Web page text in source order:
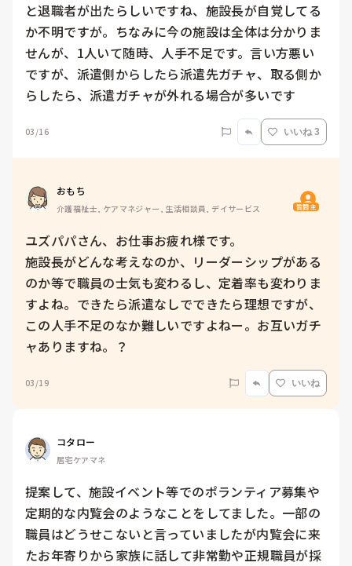
と退職者が出たらしいですね、施設長が自覚してる
か不明ですが。ちなみに今の施設は全体は分かりま
せんが、1人いて随時、人手不足です。言い方悪い
ですが、派遣側からしたら派遣先ガチャ、取る側か
らしたら、派遣ガチャが外れる場合が多いです
03/16 いいね 3
おもち
介護福祉士, ケアマネジャー, 生活相談員, デイサービス 質問主
ユズパパさん、お仕事お疲れ様です。
施設長がどんな考えなのか、リーダーシップがある
のか等で職員の士気も変わるし、定着率も変わりま
すよね。できたら派遣なしでできたら理想ですが、
この人手不足のなか難しいですよねー。お互いガチ
ャありますね。？
03/19 いいね
コタロー
居宅ケアマネ
提案して、施設イベント等でのポランティア募集や
定期的な内覧会のようなことをしてました。一部の
職員はどうせこないと言っていましたが内覧会に来
たお年寄りから家族に話して非常勤や正規職員が採